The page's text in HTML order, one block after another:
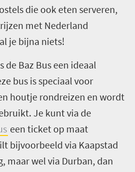
die ook eten serveren,
met Nederland
je bijna niets!
de Baz Bus een ideaal
bus is speciaal voor
houtje rondreizen en wordt
Je kunt via de
een ticket op maat
bijvoorbeeld via Kaapstad
maar wel via Durban, dan